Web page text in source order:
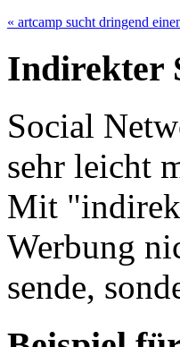
« artcamp sucht dringend
Indirekter
Social
sehr leicht
Mit
Werbung
sende,